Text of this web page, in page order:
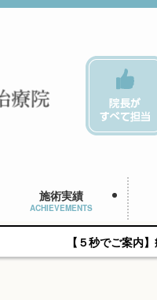
施術実績
ACHIEVEMENTS
【５秒でご案内